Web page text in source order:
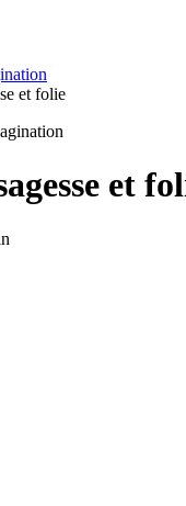
et folie
et